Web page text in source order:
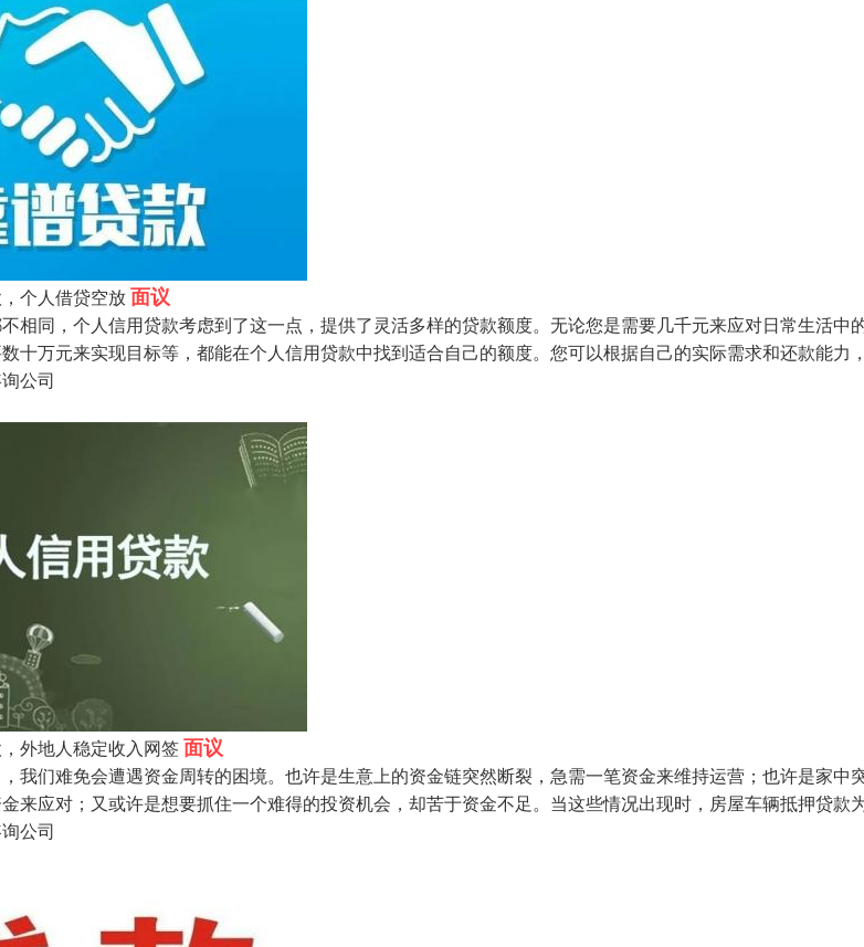
个人借贷空放面议
相同，个人信用贷款考虑到了这一点，提供了灵活多样的贷款额度。无论您是需要几千元来应对日常生活中
十万元来实现目标等，都能在个人信用贷款中找到适合自己的额度。您可以根据自己的实际需求和还款能力
公司
外地人稳定收入网签面议
我们难免会遭遇资金周转的困境。也许是生意上的资金链突然断裂，急需一笔资金来维持运营；也许是家中
来应对；又或许是想要抓住一个难得的投资机会，却苦于资金不足。当这些情况出现时，房屋车辆抵押贷款
公司